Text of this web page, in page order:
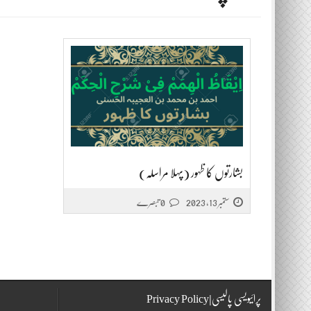
بشارتوں کا ظہور (پہلا مراسلہ)
ستمبر 13, 2023
پرائیویسی پالیسی|Privacy Policy